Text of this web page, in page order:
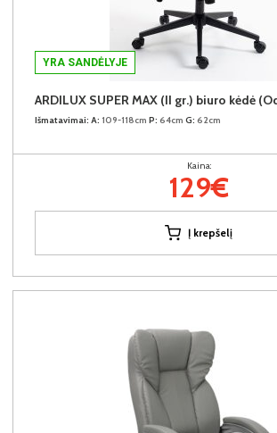
YRA SANDĖLYJE
ARDILUX SUPER MAX (II gr.) biuro kėdė
Išmatavimai: A: 109-118cm P: 64cm G: 62cm
Kaina:
129€
Į krepšelį